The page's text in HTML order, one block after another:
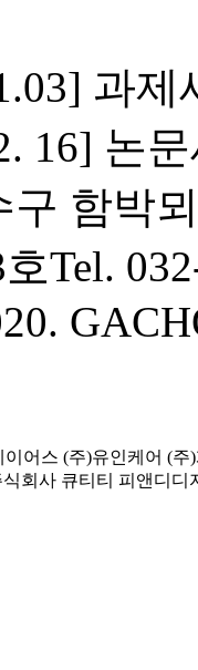
과제
16] 논
구 함박
Tel.
이어스 (주)유인케어 (주
식회사 큐티티 피앤디디